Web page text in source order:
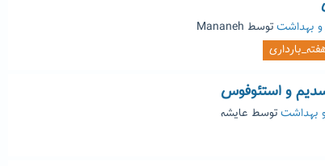
بهداشتتوسط Mananeh
و استئوفوس
بهداشتتوسط عایشه